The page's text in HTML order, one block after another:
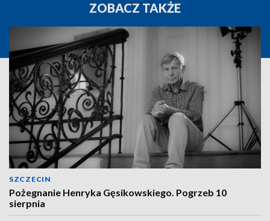
ZOBACZ TAKŻE
SZCZECIN
Pożegnanie Henryka Gęsikowskiego. Pogrzeb 10
sierpnia